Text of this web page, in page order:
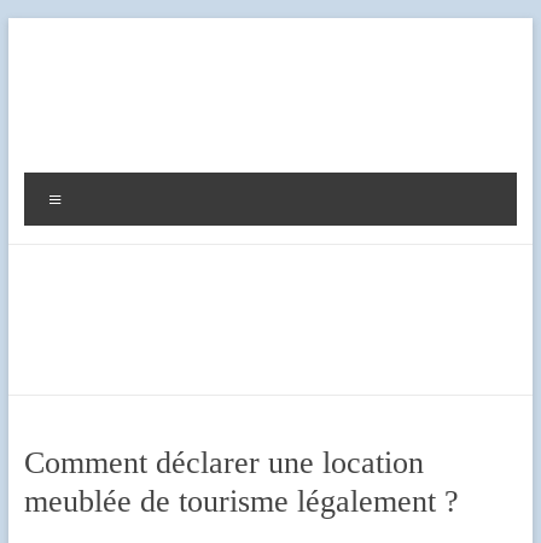
Diag
Expert
Comment déclarer une location
meublée de tourisme légalement ?